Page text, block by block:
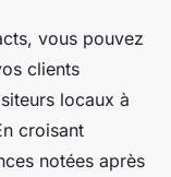
vous pouvez
clients
locaux à
croisant
notées après